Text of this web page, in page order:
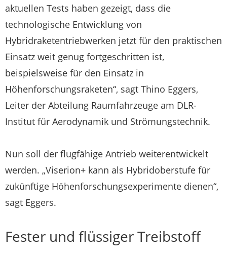
aktuellen Tests haben gezeigt, dass die
technologische Entwicklung von
Hybridraketentriebwerken jetzt für den praktischen
Einsatz weit genug fortgeschritten ist,
beispielsweise für den Einsatz in
Höhenforschungsraketen“, sagt Thino Eggers,
Leiter der Abteilung Raumfahrzeuge am DLR-
Institut für Aerodynamik und Strömungstechnik.
Nun soll der flugfähige Antrieb weiterentwickelt
werden. „Viserion+ kann als Hybridoberstufe für
zukünftige Höhenforschungsexperimente dienen“,
sagt Eggers.
Fester und flüssiger Treibstoff